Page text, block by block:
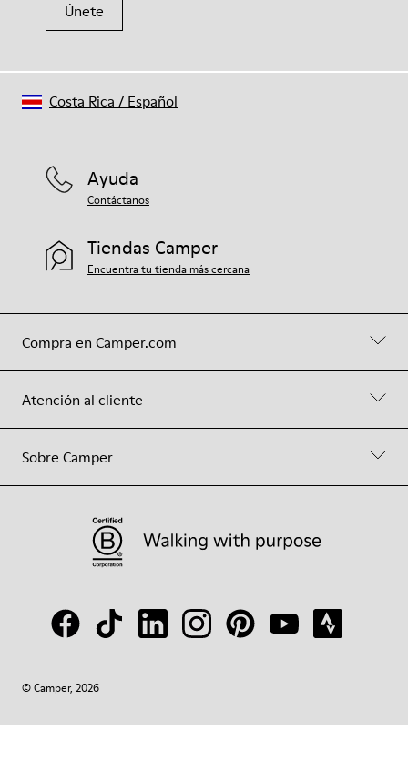
Únete
Compra en Camper.com
Atención al cliente
Sobre Camper
Ayuda
Contáctanos
Tiendas Camper
Encuentra tu tienda más cercana
© Camper, 2026
Costa Rica / Español